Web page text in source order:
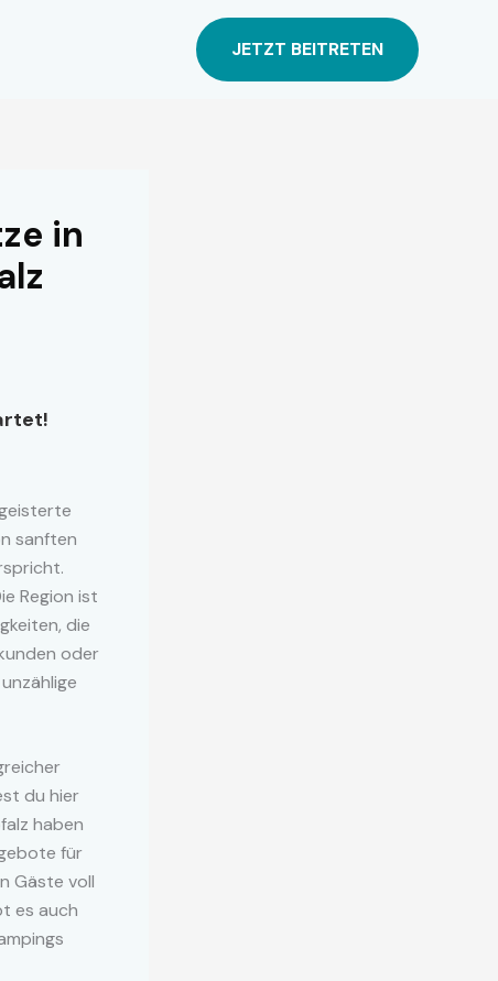
JETZT BEITRETEN
in
sanften
Region ist
die
oder
du hier
haben
für
Gäste voll
es auch